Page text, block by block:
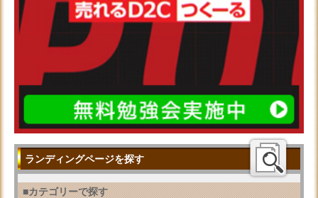
ランディングページを探す
■カテゴリーで探す